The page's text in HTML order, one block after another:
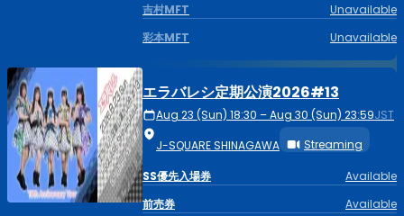
吉村MFT
Unavailable
彩本MFT
Unavailable
エラバレシ定期公演2026#13
Aug 23 (Sun) 18:30 – Aug 30 (Sun) 23:59JST
J-SQUARE SHINAGAWA
Streaming
SS優先入場券
Available
前売券
Available